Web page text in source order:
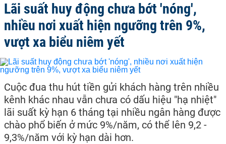
Lãi suất huy động chưa bớt 'nóng',
nhiều nơi xuất hiện ngưỡng trên 9%,
vượt xa biểu niêm yết
Cuộc đua thu hút tiền gửi khách hàng trên nhiều
kênh khác nhau vẫn chưa có dấu hiệu "hạ nhiệt"
lãi suất kỳ hạn 6 tháng tại nhiều ngân hàng được
chào phổ biến ở mức 9%/năm, có thể lên 9,2 -
9,3%/năm với kỳ hạn dài hơn.